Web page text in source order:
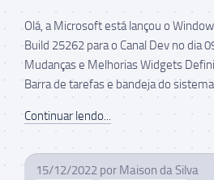
Olá, a Microsoft está lançou o
Build 25262 para o Canal Dev no dia
Mudanças e Melhorias Widgets
Barra de tarefas e bandeja do
Continuar lendo...
15/12/2022 por Maison da Silva